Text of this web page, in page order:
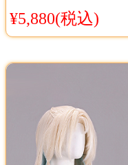
Cosyaya通販 送
¥5,880(税込)